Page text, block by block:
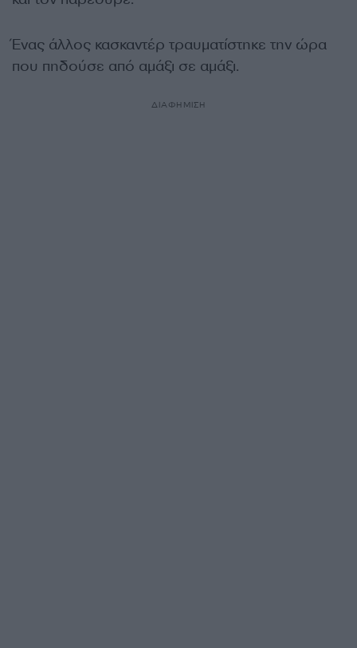
Ένας άλλος κασκαντέρ τραυματίστηκε την ώρα
που πηδούσε από αμάξι σε αμάξι.
ΔΙΑΦΗΜΙΣΗ